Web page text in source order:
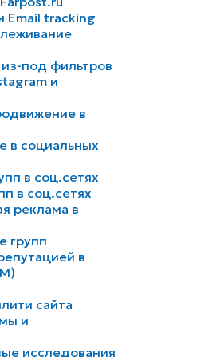
Email tracking
под фильтров
и
в
в социальных
в соц.сетях
в соц.сетях
реклама в
групп
в
сайта
и
исследования